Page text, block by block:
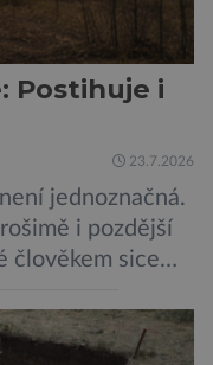
Postihuje i
23.7.2026
jednoznačná.
i pozdější
člověkem sice
DNA.
se mutace